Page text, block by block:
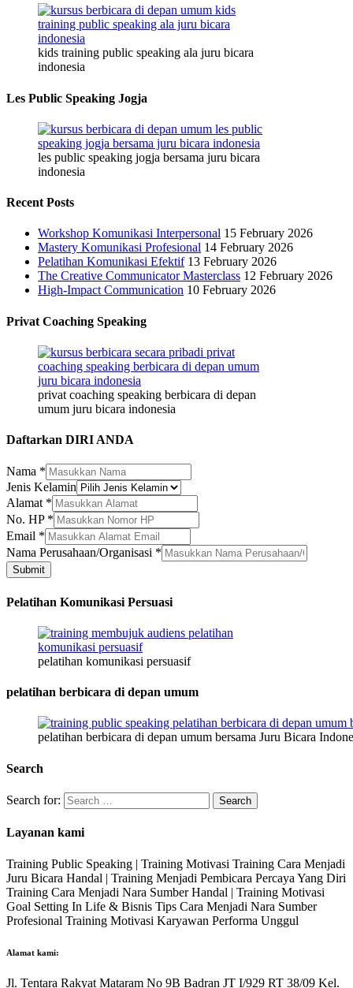
kids training public speaking ala juru bicara
indonesia
Les Public Speaking Jogja
les public speaking jogja bersama juru bicara
indonesia
Recent Posts
Workshop Komunikasi Interpersonal 15 February 2026
Mastery Komunikasi Profesional 14 February 2026
Pelatihan Komunikasi Efektif 13 February 2026
The Creative Communicator Masterclass 12 February 2026
High-Impact Communication 10 February 2026
Privat Coaching Speaking
privat coaching speaking berbicara di depan
umum juru bicara indonesia
Daftarkan DIRI ANDA
HP
No.
Nama
Nama *
Jenis Kelamin
Alamat *
No. HP *
Email *
Nama Perusahaan/Organisasi *
Submit
Pelatihan Komunikasi Persuasi
pelatihan komunikasi persuasif
pelatihan berbicara di depan umum
pelatihan berbicara di depan umum bersama Juru Bicara
Search
Search for:
Layanan kami
Training Public Speaking | Training Motivasi Training Cara Menjadi
Juru Bicara Handal | Training Menjadi Pembicara Percaya Yang Diri
Training Cara Menjadi Nara Sumber Handal | Training Motivasi
Goal Setting In Life & Bisnis Tips Cara Menjadi Nara Sumber
Profesional Training Motivasi Karyawan Performa Unggul
Alamat kami:
Jl. Tentara Rakyat Mataram No 9B Badran JT I/929 RT 38/09 Kel.